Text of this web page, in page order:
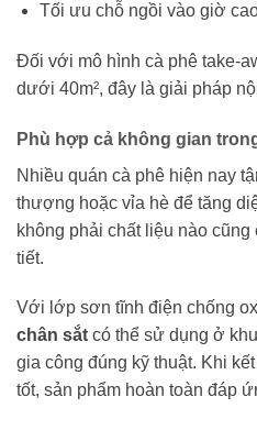
Tối ưu chỗ ngồi vào giờ
Đối với mô hình cà phê take-
dưới 40m², đây là giải pháp
Phù hợp cả không gian
Nhiều quán cà phê hiện nay
thượng hoặc vỉa hè để tăng
không phải chất liệu nào
tiết.
Với lớp sơn tĩnh điện chống
chân sắt có thể sử dụng ở
gia công đúng kỹ thuật. Khi
tốt, sản phẩm hoàn toàn đáp